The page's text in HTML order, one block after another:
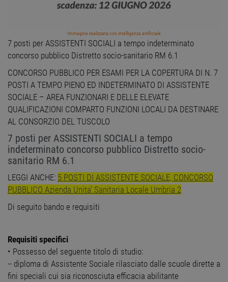
Immagine realizzata con intelligenza artificiale
7 posti per ASSISTENTI SOCIALI a tempo indeterminato
concorso pubblico Distretto socio-sanitario RM 6.1
CONCORSO PUBBLICO PER ESAMI PER LA COPERTURA DI N. 7
POSTI A TEMPO PIENO ED INDETERMINATO DI ASSISTENTE
SOCIALE – AREA FUNZIONARI E DELLE ELEVATE
QUALIFICAZIONI COMPARTO FUNZIONI LOCALI DA DESTINARE
AL CONSORZIO DEL TUSCOLO
7 posti per ASSISTENTI SOCIALI a tempo
indeterminato concorso pubblico Distretto socio-
sanitario RM 6.1
LEGGI ANCHE: 5 POSTI DI ASSISTENTE SOCIALE, CONCORSO
PUBBLICO Azienda Unita’ Sanitaria Locale Umbria 2
Di seguito bando e requisiti
Requisiti specifici
• Possesso del seguente titolo di studio:
-- diploma di Assistente Sociale rilasciato dalle scuole dirette a
fini speciali cui sia riconosciuta efficacia abilitante